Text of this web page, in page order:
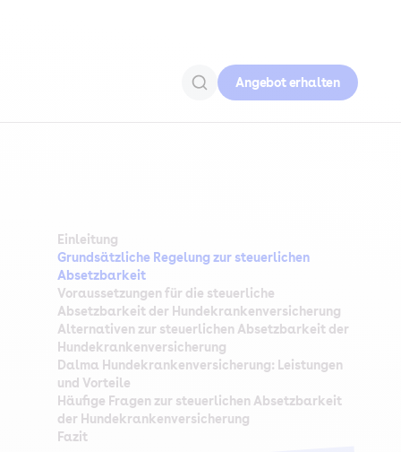
Angebot erhalten
Einleitung
Grundsätzliche Regelung zur steuerlichen
Absetzbarkeit
Voraussetzungen für die steuerliche
Absetzbarkeit der Hundekrankenversicherung
Alternativen zur steuerlichen Absetzbarkeit der
Hundekrankenversicherung
Dalma Hundekrankenversicherung: Leistungen
und Vorteile
Häufige Fragen zur steuerlichen Absetzbarkeit
der Hundekrankenversicherung
Fazit